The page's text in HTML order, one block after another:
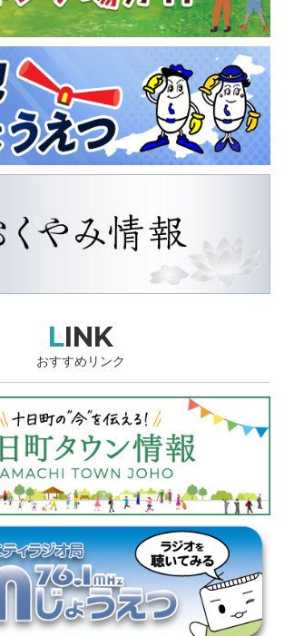
LINK
おすすめリンク